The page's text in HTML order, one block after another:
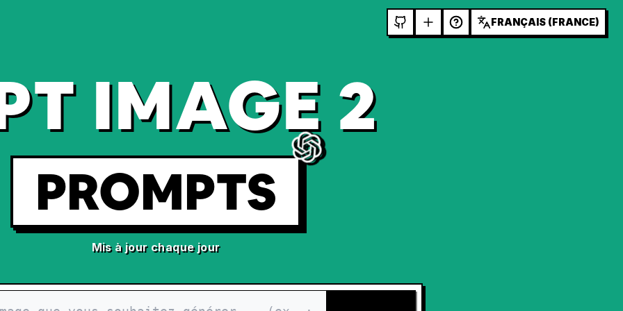
FRANÇAIS (FRANCE)
IMAGE 2
PROMPTS
Mis à jour chaque jour